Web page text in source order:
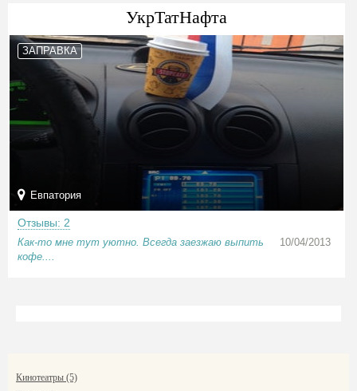
УкрТатНафта
ЗАПРАВКА
Евпатория
Отзывы: 2
Как-то мне тут уютно. Всегда заезжаю выпить
кофе....
10/04/2013
Кинотеатры (5)